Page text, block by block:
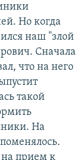
Но когда
наш "злой
Сначала
что на него
такой
На
на прием к